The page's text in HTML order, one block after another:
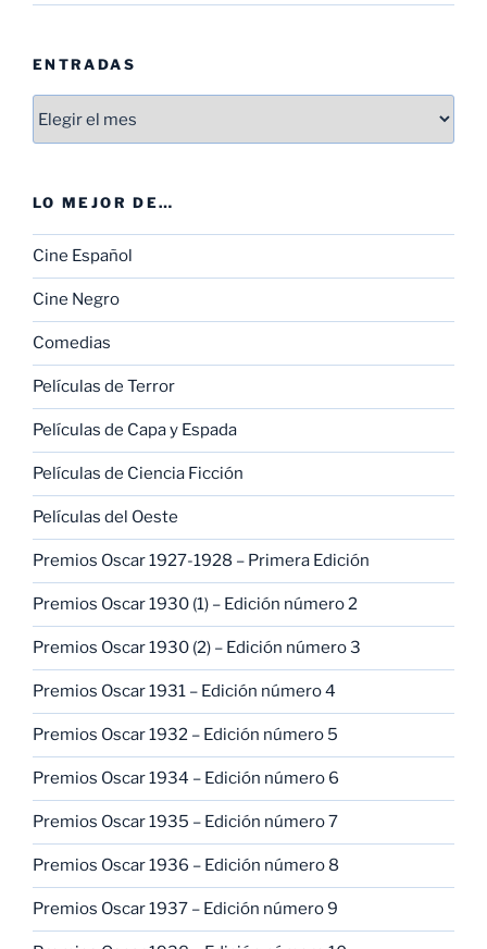
ENTRADAS
LO MEJOR DE…
Cine Español
Cine Negro
Comedias
Películas de Terror
Películas de Capa y Espada
Películas de Ciencia Ficción
Películas del Oeste
Premios Oscar 1927-1928 – Primera Edición
Premios Oscar 1930 (1) – Edición número 2
Premios Oscar 1930 (2) – Edición número 3
Premios Oscar 1931 – Edición número 4
Premios Oscar 1932 – Edición número 5
Premios Oscar 1934 – Edición número 6
Premios Oscar 1935 – Edición número 7
Premios Oscar 1936 – Edición número 8
Premios Oscar 1937 – Edición número 9